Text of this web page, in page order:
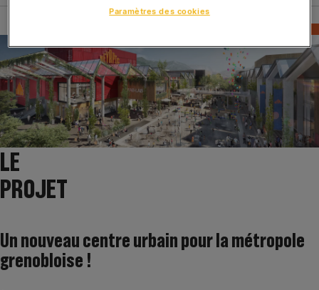
LE
PROJET
Un nouveau centre urbain pour la métropole
grenobloise !
Paramètres des cookies